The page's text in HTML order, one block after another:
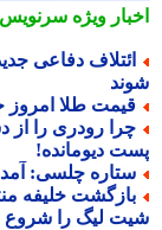
ویژهسرنویس
دفاعی جدید
طلا امروز جمعه 16 مرداد
رودری را از دست
دیومانده!
چلسی: آمدن
خلیفه منتفی
لیگ را شروع می